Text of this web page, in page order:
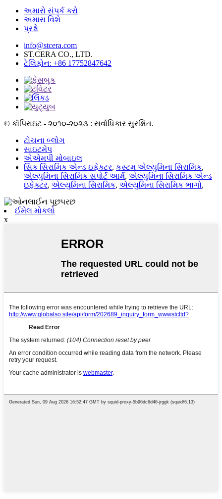
અમારો સંપર્ક કરો
અમારા વિશે
પ્રશ્નો
info@stcera.com
ST.CERA CO., LTD.
ટેલિફોન: +86 17752847642
© કૉપિરાઇટ - ૨૦૧૦-૨૦૨૩ : સર્વાધિકાર સુરક્ષિત.
ટોચના બ્લોગ
સાઇટમેપ
એએમપી મોબાઇલ
સિક સિરામિક એન્ડ ઇફેક્ટર, કસ્ટમ એલ્યુમિના સિરામિક,
એલ્યુમિના સિરામિક સપોર્ટ આર્મ, એલ્યુમિના સિરામિક એન્ડ
ઇફેક્ટર, એલ્યુમિના સિરામિક, એલ્યુમિના સિરામિક ભાગો,
ઈમેલ મોકલો
x